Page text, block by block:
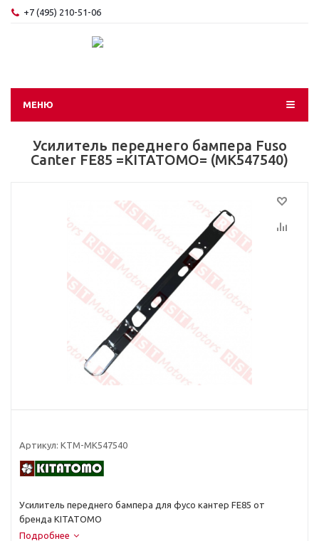
+7 (495) 210-51-06
МЕНЮ
Усилитель переднего бампера Fuso
Canter FE85 =KITATOMO= (MK547540)
Артикул: KTM-MK547540
Усилитель переднего бампера для фусо кантер FE85 от
бренда KITATOMO
Подробнее